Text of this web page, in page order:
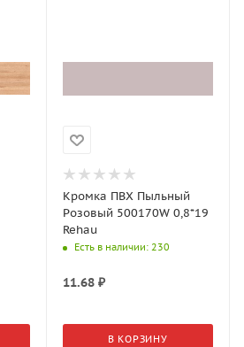
Кромка ПВХ Пыльный
Розовый 500170W 0,8*19
Rehau
Есть в наличии: 230
11.68₽
В КОРЗИНУ